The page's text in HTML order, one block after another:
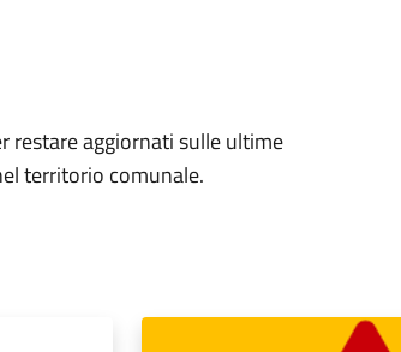
restare aggiornati sulle ultime
territorio comunale.